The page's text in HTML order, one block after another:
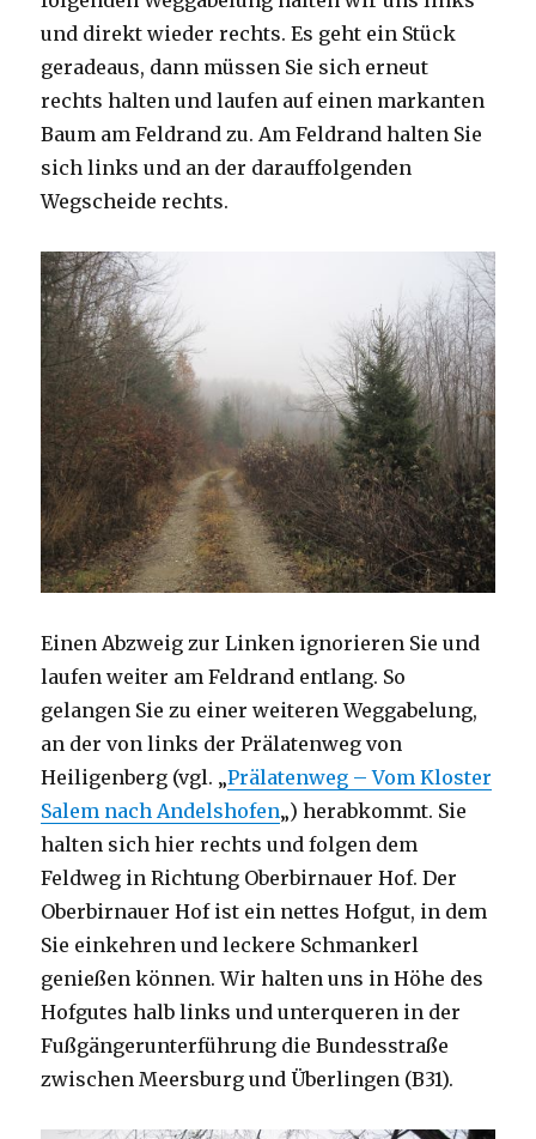
und direkt wieder rechts. Es geht ein Stück
geradeaus, dann müssen Sie sich erneut
rechts halten und laufen auf einen markanten
Baum am Feldrand zu. Am Feldrand halten Sie
sich links und an der darauffolgenden
Wegscheide rechts.
Einen Abzweig zur Linken ignorieren Sie und
laufen weiter am Feldrand entlang. So
gelangen Sie zu einer weiteren Weggabelung,
an der von links der Prälatenweg von
Heiligenberg (vgl. „Prälatenweg – Vom Kloster
Salem nach Andelshofen„) herabkommt. Sie
halten sich hier rechts und folgen dem
Feldweg in Richtung Oberbirnauer Hof. Der
Oberbirnauer Hof ist ein nettes Hofgut, in dem
Sie einkehren und leckere Schmankerl
genießen können. Wir halten uns in Höhe des
Hofgutes halb links und unterqueren in der
Fußgängerunterführung die Bundesstraße
zwischen Meersburg und Überlingen (B31).